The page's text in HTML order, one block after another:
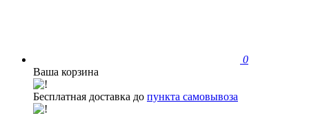
0
Ваша корзина
Бесплатная доставка до пункта самовывоза